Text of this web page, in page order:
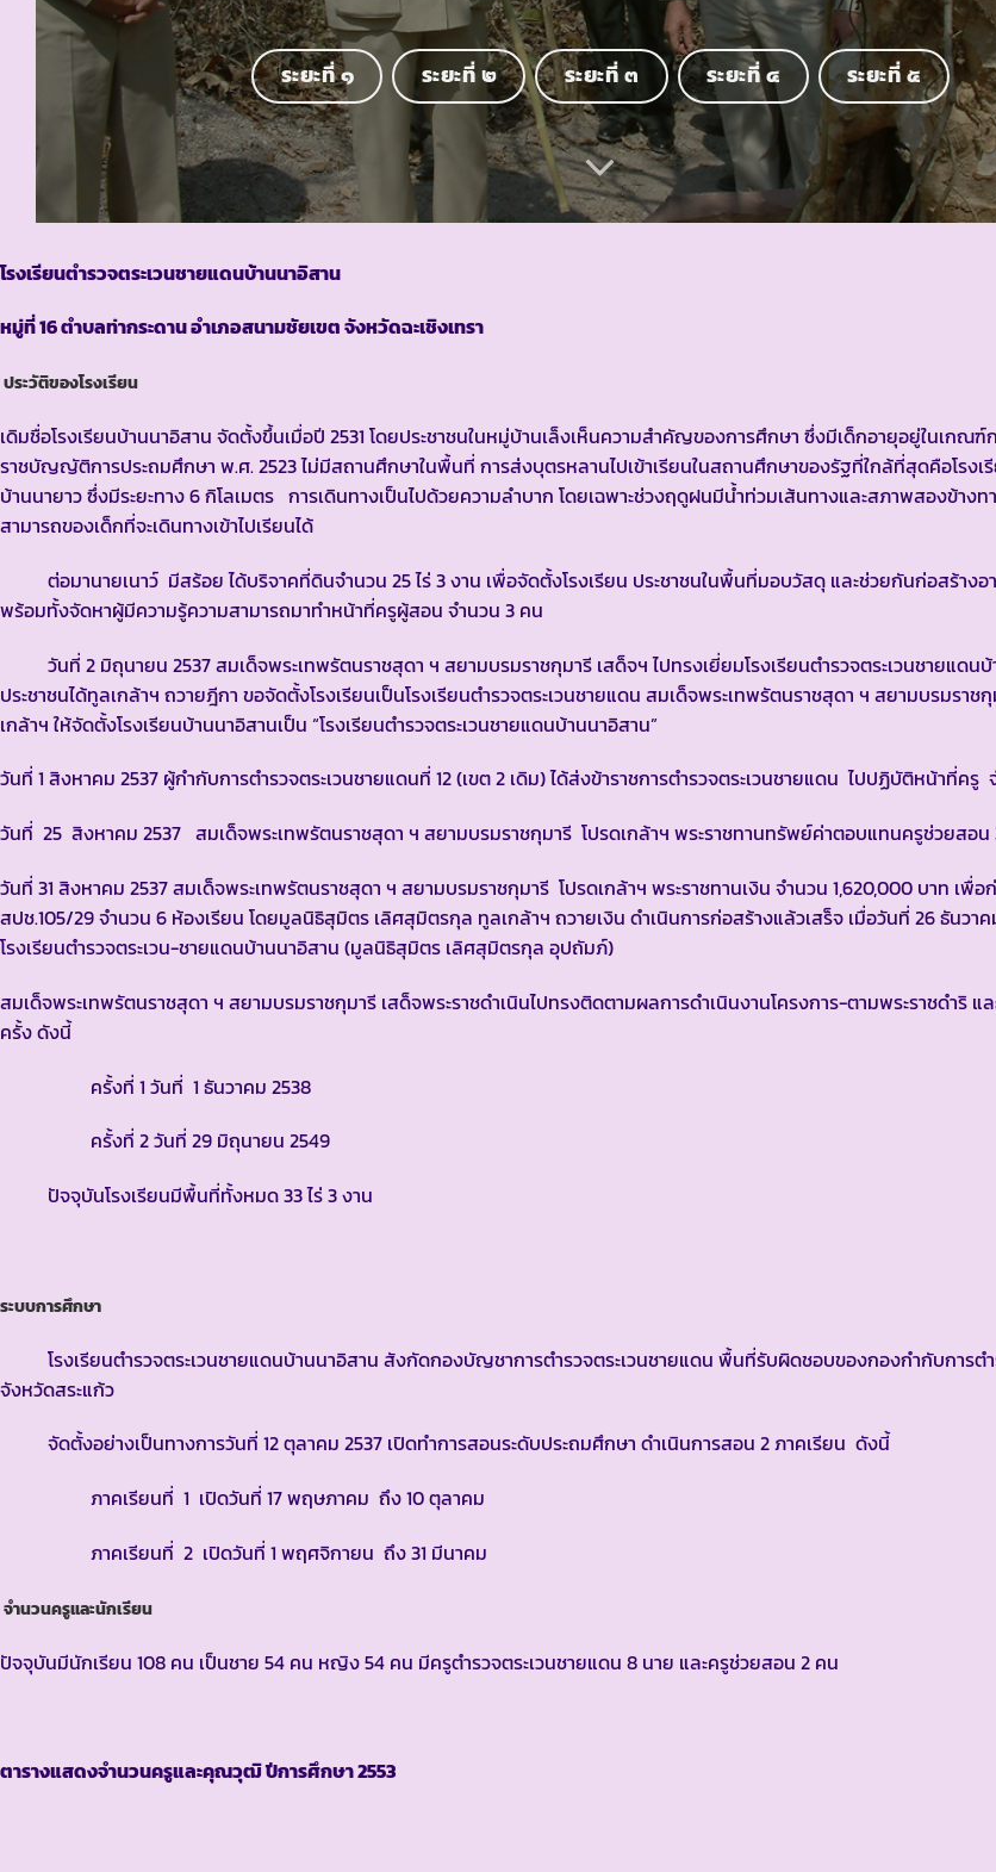
ระยะที่ ๑ ระยะที่ ๒ ระยะที่ ๓ ระยะที่ ๔ ระยะที่ ๕
โรงเรียนตำรวจตระเวนชายแดนบ้านนาอิสาน
หมู่ที่ 16 ตำบลท่ากระดาน อำเภอสนามชัยเขต จังหวัดฉะเชิงเทรา
ประวัติของโรงเรียน
เดิมชื่อโรงเรียนบ้านนาอิสาน จัดตั้งขึ้นเมื่อปี 2531 โดยประชาชนในหมู่บ้านเล็งเห็นความสำคัญของการศึกษา ซึ่งมีเด็กอายุอยู่ในเกณ
ราชบัญญัติการประถมศึกษา พ.ศ. 2523 ไม่มีสถานศึกษาในพื้นที่ การส่งบุตรหลานไปเข้าเรียนในสถานศึกษาของรัฐที่ใกล้ที่สุดคือโรงเ
บ้านนายาว ซึ่งมีระยะทาง 6 กิโลเมตร การเดินทางเป็นไปด้วยความลำบาก โดยเฉพาะช่วงฤดูฝนมีน้ำท่วมเส้นทางและสภาพสองข้างท
สามารถของเด็กที่จะเดินทางเข้าไปเรียนได้
ต่อมานายเนาว์ มีสร้อย ได้บริจาคที่ดินจำนวน 25 ไร่ 3 งาน เพื่อจัดตั้งโรงเรียน ประชาชนในพื้นที่มอบวัสดุ และช่วยกันก่อสร้างอา
พร้อมทั้งจัดหาผู้มีความรู้ความสามารถมาทำหน้าที่ครูผู้สอน จำนวน 3 คน
วันที่ 2 มิถุนายน 2537 สมเด็จพระเทพรัตนราชสุดา ฯ สยามบรมราชกุมารี เสด็จฯ ไปทรงเยี่ยมโรงเรียนตำรวจตระเวนชายแดน
ประชาชนได้ทูลเกล้าฯ ถวายฎีกา ขอจัดตั้งโรงเรียนเป็นโรงเรียนตำรวจตระเวนชายแดน สมเด็จพระเทพรัตนราชสุดา ฯ สยามบรมรา
เกล้าฯ ให้จัดตั้งโรงเรียนบ้านนาอิสานเป็น “โรงเรียนตำรวจตระเวนชายแดนบ้านนาอิสาน”
วันที่ 1 สิงหาคม 2537 ผู้กำกับการตำรวจตระเวนชายแดนที่ 12 (เขต 2 เดิม) ได้ส่งข้าราชการตำรวจตระเวนชายแดน ไปปฏิบัติหน้าที่ครู
วันที่ 25 สิงหาคม 2537 สมเด็จพระเทพรัตนราชสุดา ฯ สยามบรมราชกุมารี โปรดเกล้าฯ พระราชทานทรัพย์ค่าตอบแทนครูช่วยสอน
วันที่ 31 สิงหาคม 2537 สมเด็จพระเทพรัตนราชสุดา ฯ สยามบรมราชกุมารี โปรดเกล้าฯ พระราชทานเงิน จำนวน 1,620,000 บาท เพื่อ
สปช.105/29 จำนวน 6 ห้องเรียน โดยมูลนิธิสุมิตร เลิศสุมิตรกุล ทูลเกล้าฯ ถวายเงิน ดำเนินการก่อสร้างแล้วเสร็จ เมื่อวันที่ 26 ธันวา
โรงเรียนตำรวจตระเวน-ชายแดนบ้านนาอิสาน (มูลนิธิสุมิตร เลิศสุมิตรกุล อุปถัมภ์)
สมเด็จพระเทพรัตนราชสุดา ฯ สยามบรมราชกุมารี เสด็จพระราชดำเนินไปทรงติดตามผลการดำเนินงานโครงการ-ตามพระราชดำริ แ
ครั้ง ดังนี้
ครั้งที่ 1 วันที่ 1 ธันวาคม 2538
ครั้งที่ 2 วันที่ 29 มิถุนายน 2549
ปัจจุบันโรงเรียนมีพื้นที่ทั้งหมด 33 ไร่ 3 งาน
ระบบการศึกษา
โรงเรียนตำรวจตระเวนชายแดนบ้านนาอิสาน สังกัดกองบัญชาการตำรวจตระเวนชายแดน พื้นที่รับผิดชอบของกองกำกับการตำ
จังหวัดสระแก้ว
จัดตั้งอย่างเป็นทางการวันที่ 12 ตุลาคม 2537 เปิดทำการสอนระดับประถมศึกษา ดำเนินการสอน 2 ภาคเรียน ดังนี้
ภาคเรียนที่ 1 เปิดวันที่ 17 พฤษภาคม ถึง 10 ตุลาคม
ภาคเรียนที่ 2 เปิดวันที่ 1 พฤศจิกายน ถึง 31 มีนาคม
จำนวนครูและนักเรียน
ปัจจุบันมีนักเรียน 108 คน เป็นชาย 54 คน หญิง 54 คน มีครูตำรวจตระเวนชายแดน 8 นาย และครูช่วยสอน 2 คน
ตารางแสดงจำนวนครูและคุณวุฒิ ปีการศึกษา2553